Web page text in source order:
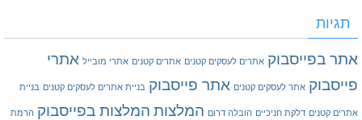
תגיות
אתר בפייסבוק אתרים לעסקים קטנים אתרים קטנים אתרי מובייל אתרי
פייסבוק אתר לעסקים קטנים אתר פייסבוק בניית אתרים לעסקים קטנים בניית
אתרים קטנים דלקת חניכיים הובלה דרום המלצות המלצות בפייסבוק הרמת